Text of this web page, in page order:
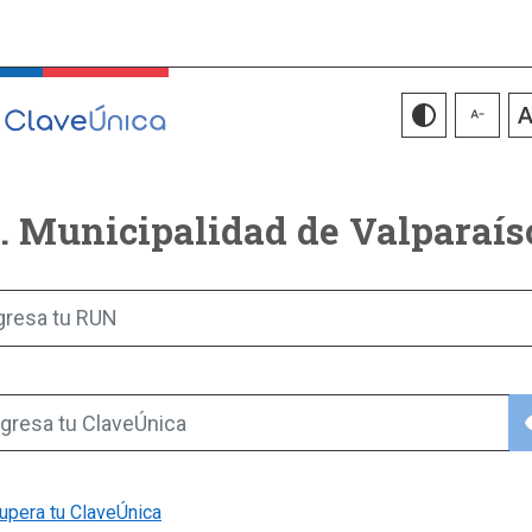
Municipalidad de
tu RUN
tu ClaveÚnica
tu ClaveÚnica